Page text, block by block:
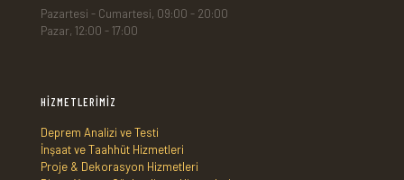
Pazartesi - Cumartesi, 09:00 - 20:00
Pazar, 12:00 - 17:00
HİZMETLERİMİZ
Deprem Analizi ve Testi
İnşaat ve Taahhüt Hizmetleri
Proje & Dekorasyon Hizmetleri